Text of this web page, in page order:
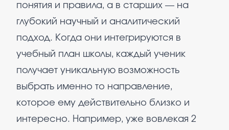
понятия и правила, а в старших — на
глубокий научный и аналитический
подход. Когда они интегрируются в
учебный план школы, каждый ученик
получает уникальную возможность
выбрать именно то направление,
которое ему действительно близко и
интересно. Например, уже вовлекая 2